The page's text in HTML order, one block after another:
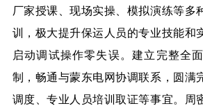
厂家授课、现场实操、模拟演练等多
训，极大提升保运人员的专业技能和
启动调试操作零失误。建立完整全
制，畅通与蒙东电网协调联系，圆满
调度、专业人员培训取证等事宜。周